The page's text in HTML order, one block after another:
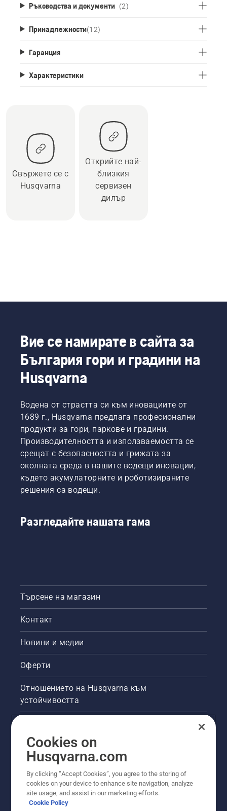
Ръководства и документи (2)
Принадлежности(12)
Гаранция
Характеристики
Свържете се с
Husqvarna
Открийте най-
близкия
сервизен
дилър
Вие се намирате в сайта за
България гори и градини на
Husqvarna
Водена от страстта си към иновациите от
1689 г., Husqvarna предлага професионални
продукти за гори, паркове и градини.
Производителността и използваемостта се
срещат с безопасността и грижата за
околната среда в нашите водещи иновации,
където акумулаторните и роботизираните
решения са водещи.
Разгледайте нашата гама
Търсене на магазин
Контакт
Новини и медии
Оферти
Отношението на Husqvarna към
устойчивостта
Други сайтове на Husqvarna
Cookies on
Husqvarna.com
By clicking “Accept Cookies”, you agree to the storing of
cookies on your device to enhance site navigation, analyze
site usage, and assist in our marketing efforts.
Cookie Policy